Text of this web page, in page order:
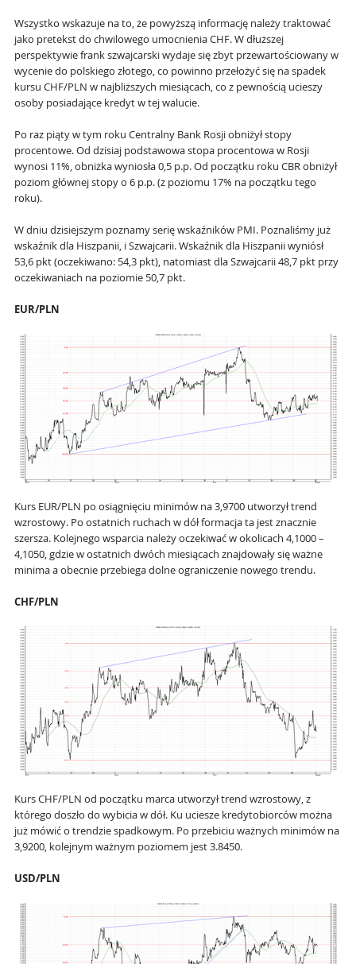
Wszystko wskazuje na to, że powyższą informację należy traktować
jako pretekst do chwilowego umocnienia CHF. W dłuższej
perspektywie frank szwajcarski wydaje się zbyt przewartościowany w
wycenie do polskiego złotego, co powinno przełożyć się na spadek
kursu CHF/PLN w najbliższych miesiącach, co z pewnością ucieszy
osoby posiadające kredyt w tej walucie.
Po raz piąty w tym roku Centralny Bank Rosji obniżył stopy
procentowe. Od dzisiaj podstawowa stopa procentowa w Rosji
wynosi 11%, obniżka wyniosła 0,5 p.p. Od początku roku CBR obniżył
poziom głównej stopy o 6 p.p. (z poziomu 17% na początku tego
roku).
W dniu dzisiejszym poznamy serię wskaźników PMI. Poznaliśmy już
wskaźnik dla Hiszpanii, i Szwajcarii. Wskaźnik dla Hiszpanii wyniósł
53,6 pkt (oczekiwano: 54,3 pkt), natomiast dla Szwajcarii 48,7 pkt przy
oczekiwaniach na poziomie 50,7 pkt.
EUR/PLN
Kurs EUR/PLN po osiągnięciu minimów na 3,9700 utworzył trend
wzrostowy. Po ostatnich ruchach w dół formacja ta jest znacznie
szersza. Kolejnego wsparcia należy oczekiwać w okolicach 4,1000 –
4,1050, gdzie w ostatnich dwóch miesiącach znajdowały się ważne
minima a obecnie przebiega dolne ograniczenie nowego trendu.
CHF/PLN
Kurs CHF/PLN od początku marca utworzył trend wzrostowy, z
którego doszło do wybicia w dół. Ku uciesze kredytobiorców można
już mówić o trendzie spadkowym. Po przebiciu ważnych minimów na
3,9200, kolejnym ważnym poziomem jest 3.8450.
USD/PLN